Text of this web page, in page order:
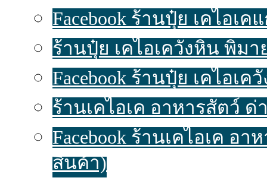
Facebook ร้านปุ๋ย เคไอ
ร้านปุ๋ย เคไอเควังหิน พิม
Facebook ร้านปุ๋ย เคไอ
ร้านเคไอเค อาหารสัตว์
Facebook ร้านเคไอเค
สินค้า)